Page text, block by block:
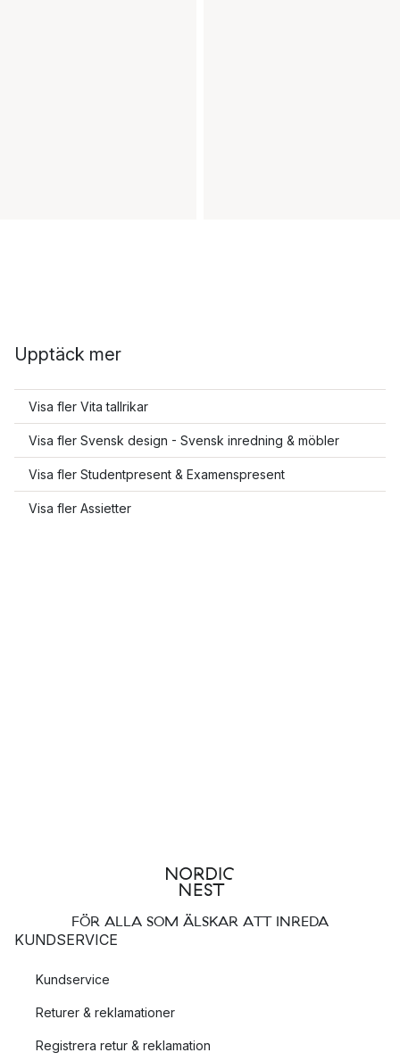
Upptäck mer
Visa fler Vita tallrikar
Visa fler Svensk design - Svensk inredning & möbler
Visa fler Studentpresent & Examenspresent
Visa fler Assietter
FÖR ALLA SOM ÄLSKAR ATT INREDA
KUNDSERVICE
Kundservice
Returer & reklamationer
Registrera retur & reklamation